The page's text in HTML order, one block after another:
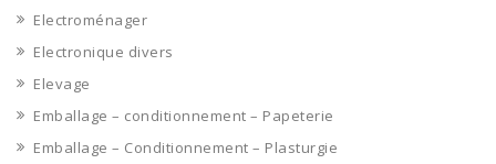
Electroménager
Electronique divers
Elevage
Emballage – conditionnement – Papeterie
Emballage – Conditionnement – Plasturgie